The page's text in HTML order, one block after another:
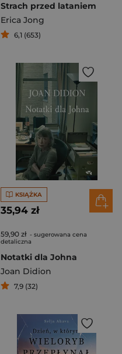
Strach przed lataniem
Erica Jong
6,1 (653)
KSIĄŻKA
35,94 zł
59,90 zł - sugerowana cena
detaliczna
Notatki dla Johna
Joan Didion
7,9 (32)